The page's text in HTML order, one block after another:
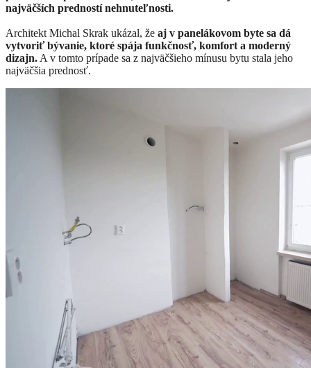
najväčších predností nehnuteľnosti.
Architekt Michal Skrak ukázal, že aj v panelákovom byte sa dá
vytvoriť bývanie, ktoré spája funkčnosť, komfort a moderný
dizajn. A v tomto prípade sa z najväčšieho mínusu bytu stala jeho
najväčšia prednosť.